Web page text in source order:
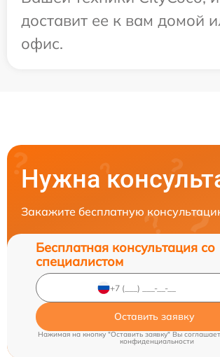
доставит ее к вам домой
офис.
Нужна
Закажите бесплатную
Бесплатная консультация со
специалистом
Оставить заявку
Нажимая на кнопку "Оставить заявку" Вы
конфиденциальности